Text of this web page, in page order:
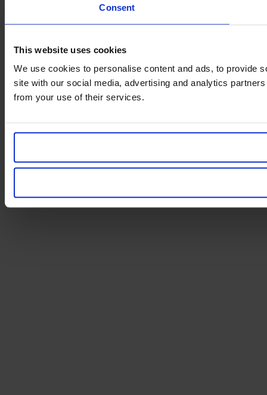
Consent
This website uses cookies
We use cookies to personalise content and ads, to provide
site with our social media, advertising and analytics
from your use of their services.